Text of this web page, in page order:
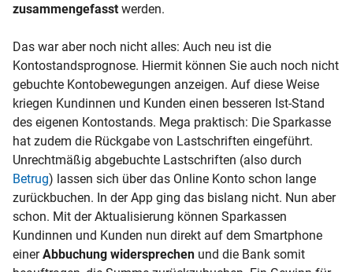
zusammengefasst werden.
Das war aber noch nicht alles: Auch neu ist die
Kontostandsprognose. Hiermit können Sie auch noch nicht
gebuchte Kontobewegungen anzeigen. Auf diese Weise
kriegen Kundinnen und Kunden einen besseren Ist-Stand
des eigenen Kontostands. Mega praktisch: Die Sparkasse
hat zudem die Rückgabe von Lastschriften eingeführt.
Unrechtmäßig abgebuchte Lastschriften (also durch
Betrug) lassen sich über das Online Konto schon lange
zurückbuchen. In der App ging das bislang nicht. Nun aber
schon. Mit der Aktualisierung können Sparkassen
Kundinnen und Kunden nun direkt auf dem Smartphone
einerAbbuchung widersprechen und die Bank somit